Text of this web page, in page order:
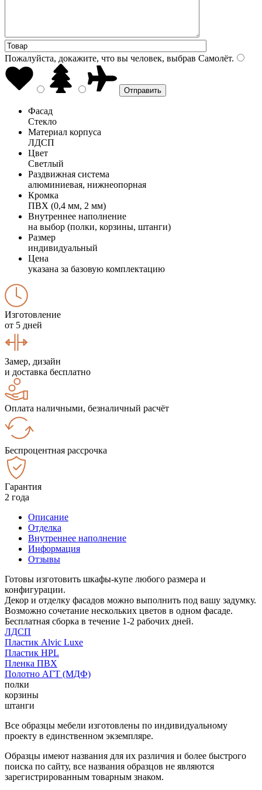
Пожалуйста, докажите, что вы человек, выбрав Самолёт.
Фасад
Стекло
Материал корпуса
ЛДСП
Цвет
Светлый
Раздвижная система
алюминиевая, нижнеопорная
Кромка
ПВХ (0,4 мм, 2 мм)
Внутреннее наполнение
на выбор (полки, корзины, штанги)
Размер
индивидуальный
Цена
указана за базовую комплектацию
Изготовление
от 5 дней
Замер, дизайн
и доставка бесплатно
Оплата наличными, безналичный расчёт
Беспроцентная рассрочка
Гарантия
2 года
Описание
Отделка
Внутреннее наполнение
Информация
Отзывы
Готовы изготовить шкафы-купе любого размера и
конфигурации.
Декор и отделку фасадов можно выполнить под вашу задумку.
Возможно сочетание нескольких цветов в одном фасаде.
Бесплатная сборка в течение 1-2 рабочих дней.
ЛДСП
Пластик Alvic Luxe
Пластик HPL
Пленка ПВХ
Полотно АГТ (МДФ)
полки
корзины
штанги
Все образцы мебели изготовлены по индивидуальному
проекту в единственном экземпляре.
Образцы имеют названия для их различия и более быстрого
поиска по сайту, все названия образцов не являются
зарегистрированным товарным знаком.